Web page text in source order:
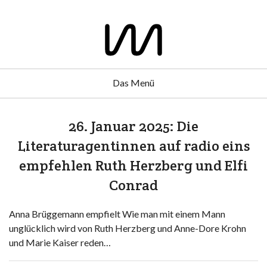
Das Menü
26. Januar 2025: Die
Literaturagentinnen auf radio eins
empfehlen Ruth Herzberg und Elfi
Conrad
Anna Brüggemann empfielt Wie man mit einem Mann
unglücklich wird von Ruth Herzberg und Anne-Dore Krohn
und Marie Kaiser reden…